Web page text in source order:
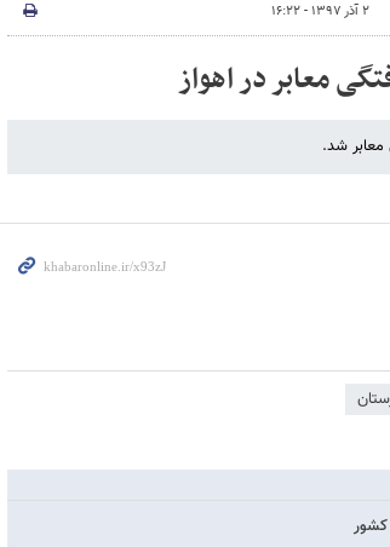
۲ آذر ۱۳۹۷ - ۱۶:۲۲
معابر در اهواز
شد.
کشور